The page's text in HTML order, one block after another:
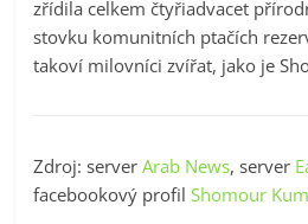
zřídila celkem čtyřiadvacet
stovku komunitních ptačích
takoví milovníci zvířat, jako je
Zdroj: serverArab News, server
facebookový profilShomour